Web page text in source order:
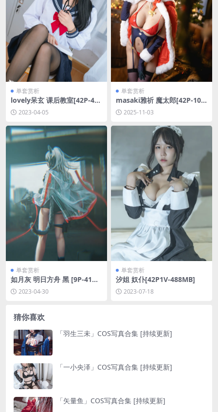
单套赏析
lovely呆玄 课后教室[42P-492
MB]2023-04-05
单套赏析
masaki雅祈 魔太郎[42P-101
1M]2025-11-03
单套赏析
如月灰 明日方舟 黑 [9P-41M
B] 2023-04-30
单套赏析
汐姐 奴仆[42P1V-488MB]
2023-07-18
猜你喜欢
「羽生三未」COS写真合集 [持续更新]
「一小央泽」COS写真合集 [持续更新]
「矢量鱼」COS写真合集 [持续更新]